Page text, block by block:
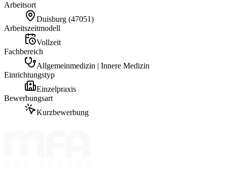
Arbeitsort
Duisburg (47051)
Arbeitszeitmodell
Vollzeit
Fachbereich
Allgemeinmedizin | Innere Medizin
Einrichtungstyp
Einzelpraxis
Bewerbungsart
Kurzbewerbung